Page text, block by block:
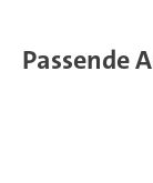
Passende